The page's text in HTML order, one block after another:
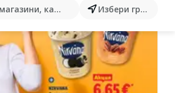
категории, продукти...Избери град